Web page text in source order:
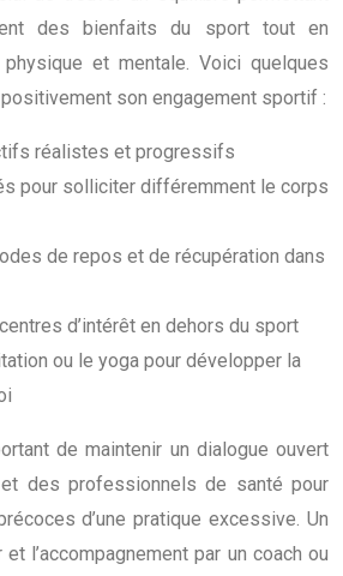
des bienfaits du sport tout en
et mentale. Voici quelques
son engagement sportif :
réalistes et progressifs
pour solliciter différemment le corps
de repos et de récupération dans
d’intérêt en dehors du sport
ou le yoga pour développer la
de maintenir un dialogue ouvert
des professionnels de santé pour
d’une pratique excessive. Un
l’accompagnement par un coach ou